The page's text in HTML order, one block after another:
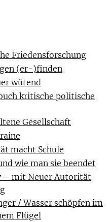
Friedensforschung
(er-)finden
wütend
kritische politische
Gesellschaft
macht Schule
wie man sie beendet
– mit Neuer Autorität
/ Wasser schöpfen im
Flügel